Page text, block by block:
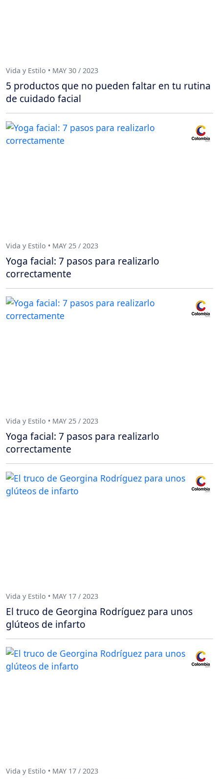
Vida y Estilo • MAY 30 / 2023
5 productos que no pueden faltar en tu rutina
de cuidado facial
Vida y Estilo • MAY 25 / 2023
Yoga facial: 7 pasos para realizarlo
correctamente
Vida y Estilo • MAY 25 / 2023
Yoga facial: 7 pasos para realizarlo
correctamente
Vida y Estilo • MAY 17 / 2023
El truco de Georgina Rodríguez para unos
glúteos de infarto
Vida y Estilo • MAY 17 / 2023